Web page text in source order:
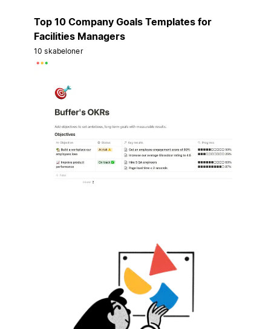
Top 10 Company Goals Templates for
Facilities Managers
10 skabeloner